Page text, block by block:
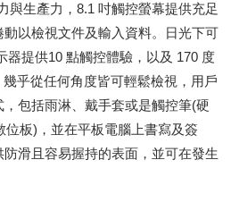
與生產力，8.1 吋觸控螢幕提供充足
以檢視文件及輸入資料。日光下可
器提供10 點觸控體驗，以及 170 度
乎從任何角度皆可輕鬆檢視，用戶
包括雨淋、戴手套或是觸控筆(硬
位板)，並在平板電腦上書寫及簽
滑且容易握持的表面，並可在發生